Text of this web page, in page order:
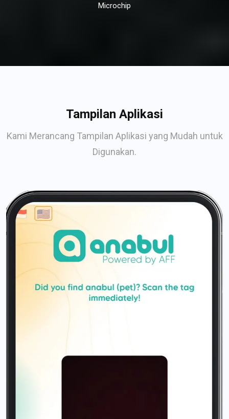
Microchip
Tampilan Aplikasi
Kami Merancang Tampilan Aplikasi yang Mudah untuk
Digunakan.